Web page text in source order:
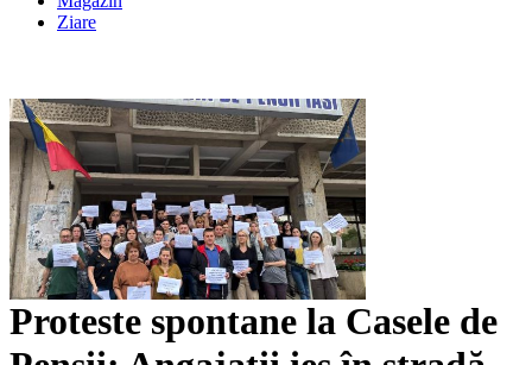
Ziare
Proteste spontane la Casele de